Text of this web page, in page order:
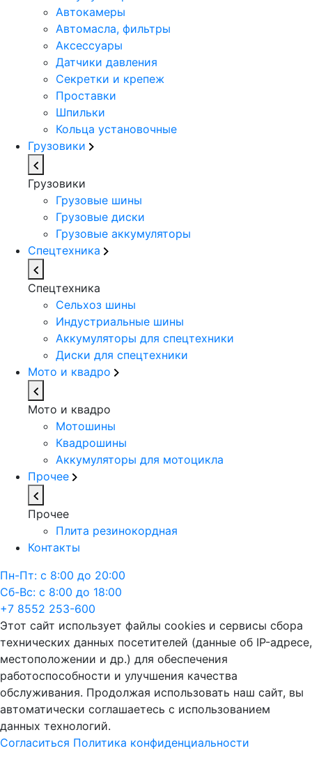
Автокамеры
Автомасла, фильтры
Аксессуары
Датчики давления
Секретки и крепеж
Проставки
Шпильки
Кольца установочные
Грузовики
Грузовики
Грузовые шины
Грузовые диски
Грузовые аккумуляторы
Спецтехника
Спецтехника
Сельхоз шины
Индустриальные шины
Аккумуляторы для спецтехники
Диски для спецтехники
Мото и квадро
Мото и квадро
Мотошины
Квадрошины
Аккумуляторы для мотоцикла
Прочее
Прочее
Плита резинокордная
Контакты
Пн-Пт: с 8:00 до 20:00
Сб-Вс: с 8:00 до 18:00
+7 8552 253-600
Этот сайт использует файлы cookies и сервисы сбора
технических данных посетителей (данные об IP-адресе,
местоположении и др.) для обеспечения
работоспособности и улучшения качества
обслуживания. Продолжая использовать наш сайт, вы
автоматически соглашаетесь с использованием
данных технологий.
Согласиться Политика конфиденциальности